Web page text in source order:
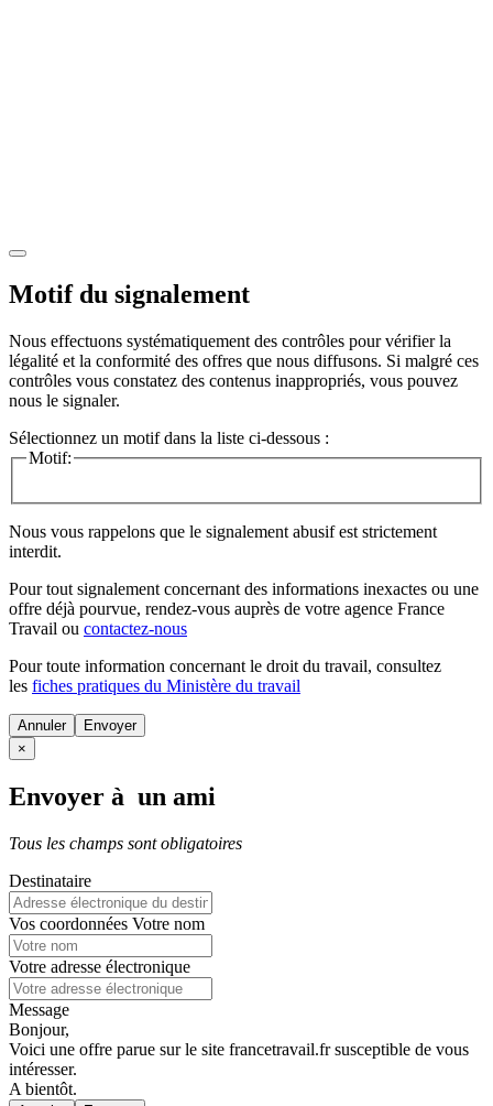
Motif du signalement
Nous effectuons systématiquement des contrôles pour vérifier la
légalité et la conformité des offres que nous diffusons. Si malgré ces
contrôles vous constatez des contenus inappropriés, vous pouvez
nous le signaler.
Sélectionnez un motif dans la liste ci-dessous :
Motif:
Nous vous rappelons que le signalement abusif est strictement
interdit.
Pour tout signalement concernant des informations inexactes ou une
offre déjà pourvue, rendez-vous auprès de votre agence France
Travail ou contactez-nous
Pour toute information concernant le droit du travail, consultez
les fiches pratiques du Ministère du travail
Annuler
×
Envoyer à un ami
Tous les champs sont obligatoires
Destinataire
Vos coordonnées Votre nom
Votre adresse électronique
Message
Bonjour,
Voici une offre parue sur le site francetravail.fr susceptible de vous
intéresser.
A bientôt.